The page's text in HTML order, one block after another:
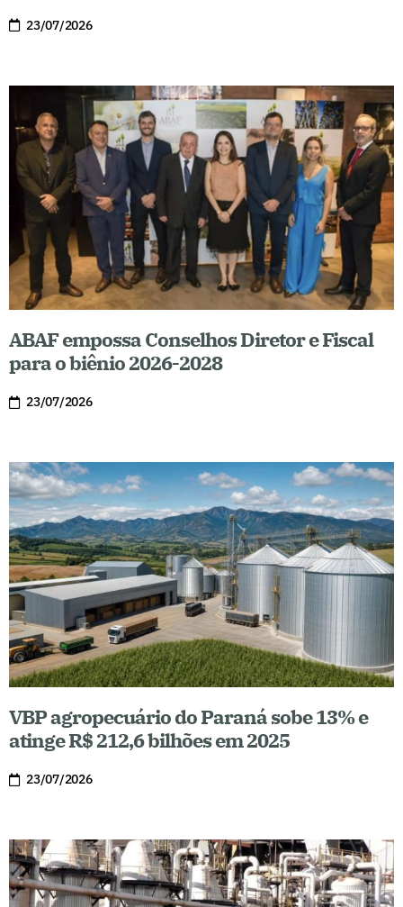
23/07/2026
ABAF empossa Conselhos Diretor e Fiscal
para o biênio 2026-2028
23/07/2026
VBP agropecuário do Paraná sobe 13% e
atinge R$ 212,6 bilhões em 2025
23/07/2026